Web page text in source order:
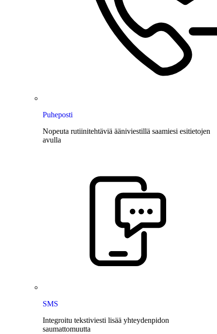
Puheposti
Nopeuta rutiinitehtäviä ääniviestillä saamiesi esitietojen
avulla
SMS
Integroitu tekstiviesti lisää yhteydenpidon
saumattomuutta